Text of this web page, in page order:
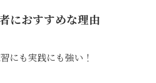
におすすめな理由
にも実践にも強い！